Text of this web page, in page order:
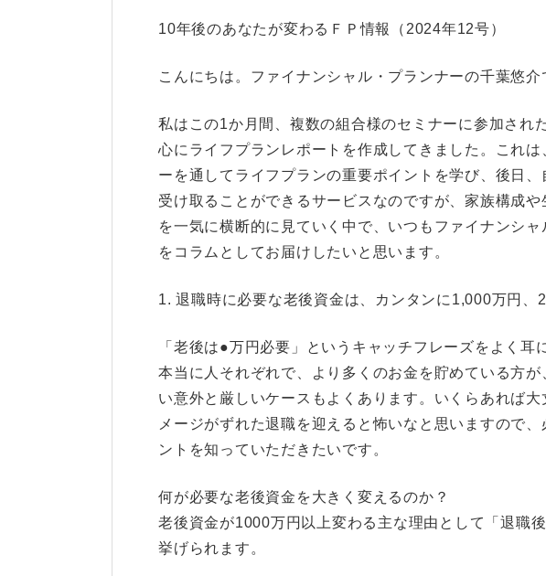
10年後のあなたが変わるＦＰ情報（2024年12号）
こんにちは。ファイナンシャル・プランナーの千葉悠介
私はこの1か月間、複数の組合様のセミナーに参加され
心にライフプランレポートを作成してきました。これ
ーを通してライフプランの重要ポイントを学び、後日
受け取ることができるサービスなのですが、家族構成
を一気に横断的に見ていく中で、いつもファイナンシ
をコラムとしてお届けしたいと思います。
1. 退職時に必要な老後資金は、カンタンに1,000万円、
「老後は●万円必要」というキャッチフレーズをよく
本当に人それぞれで、より多くのお金を貯めている方
い意外と厳しいケースもよくあります。いくらあれば
メージがずれた退職を迎えると怖いなと思いますので
ントを知っていただきたいです。
何が必要な老後資金を大きく変えるのか？
老後資金が1000万円以上変わる主な理由として「退職
挙げられます。